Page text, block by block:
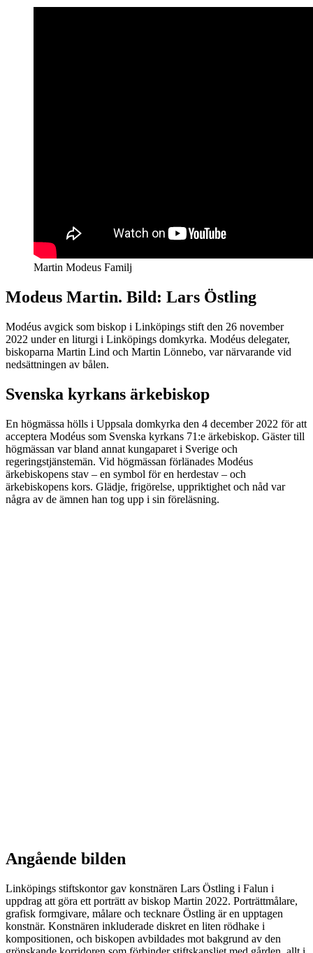
Martin Modeus Familj
Modeus Martin. Bild: Lars Östling
Modéus avgick som biskop i Linköpings stift den 26 november
2022 under en liturgi i Linköpings domkyrka. Modéus delegater,
biskoparna Martin Lind och Martin Lönnebo, var närvarande vid
nedsättningen av bålen.
Svenska kyrkans ärkebiskop
En högmässa hölls i Uppsala domkyrka den 4 december 2022 för att
acceptera Modéus som Svenska kyrkans 71:e ärkebiskop. Gäster till
högmässan var bland annat kungaparet i Sverige och
regeringstjänstemän. Vid högmässan förlänades Modéus
ärkebiskopens stav – en symbol för en herdestav – och
ärkebiskopens kors. Glädje, frigörelse, uppriktighet och nåd var
några av de ämnen han tog upp i sin föreläsning.
Angående bilden
Linköpings stiftskontor gav konstnären Lars Östling i Falun i
uppdrag att göra ett porträtt av biskop Martin 2022. Porträttmålare,
grafisk formgivare, målare och tecknare Östling är en upptagen
konstnär. Konstnären inkluderade diskret en liten rödhake i
kompositionen, och biskopen avbildades mot bakgrund av den